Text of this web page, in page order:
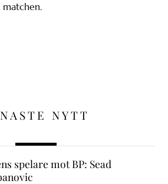
NYTT
spelare mot BP: Sead